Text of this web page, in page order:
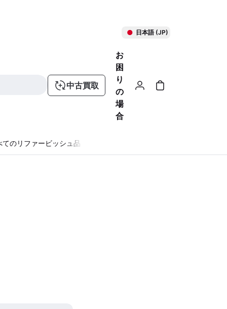
日本語 (JP)
中古買取
お
困
り
の
場
合
てのリファービッシュ品